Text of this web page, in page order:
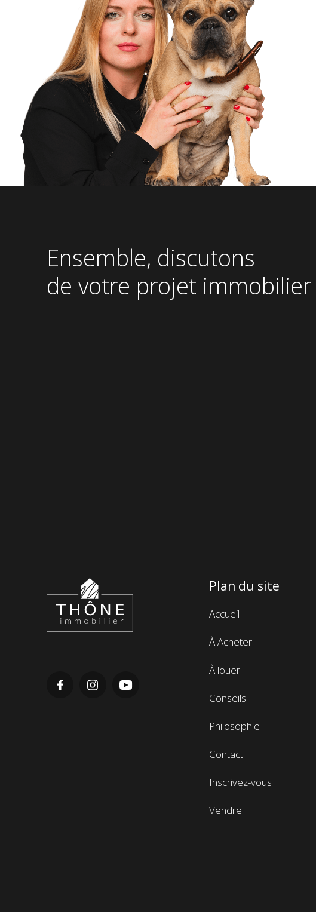
Ensemble, discutons
de votre projet immobilier
Immobilier
Plan du site
Menu
navigation
de
de
Accueil
À Acheter
À louer
Conseils
Philosophie
Contact
Inscrivez-vous
Vendre